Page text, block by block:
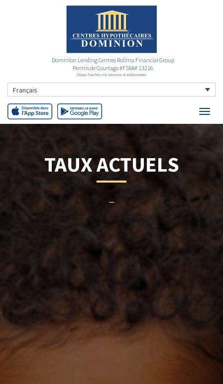
Dominion Lending Centres Rolima Financial Group
Permis de Courtage #FSRA# 13216
Chaque franchise est autonome et indépendante
Français
TAUX ACTUELS
–